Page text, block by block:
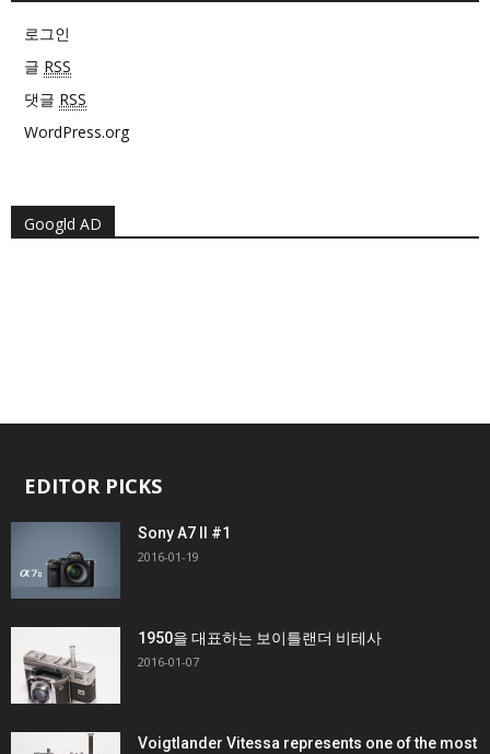
로그인
글 RSS
댓글 RSS
WordPress.org
Googld AD
EDITOR PICKS
Sony A7 II #1
2016-01-19
1950을 대표하는 보이틀랜더 비테사
2016-01-07
Voigtlander Vitessa represents one of the most